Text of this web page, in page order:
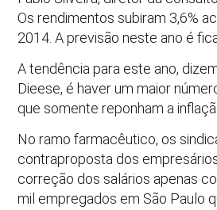
Os rendimentos subiram 3,6%
2014. A previsão neste ano é
A tendência para este ano,
Dieese, é haver um maior
que somente reponham a
No ramo farmacêutico, os
contraproposta dos
correção dos salários apenas
mil empregados em São Paulo